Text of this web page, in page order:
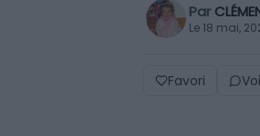
Par
Le 18 mai,
Favori